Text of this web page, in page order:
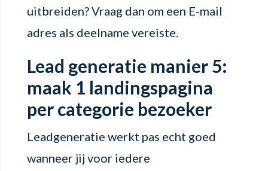
uitbreiden? Vraag dan om een E-mail
adres als deelname vereiste.
Lead generatie manier 5:
maak 1 landingspagina
per categorie bezoeker
Leadgeneratie werkt pas echt goed
wanneer jij voor iedere